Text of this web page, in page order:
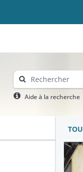
Aide à la recherche